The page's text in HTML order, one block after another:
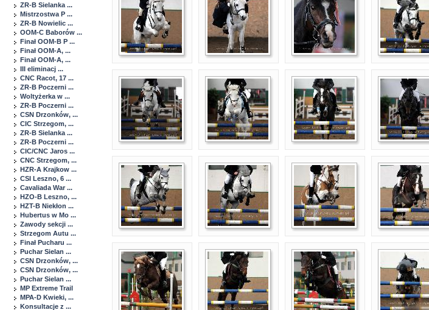
ZR-B Sielanka ...
Mistrzostwa P ...
ZR-B Nowielic ...
OOM-C Baborów ...
Finał OOM-B P ...
Finał OOM-A, ...
Finał OOM-A, ...
III eliminacj ...
CNC Racot, 17 ...
ZR-B Poczerni ...
Woltyżerka w ...
ZR-B Poczerni ...
CSN Drzonków, ...
CIC Strzegom, ...
ZR-B Sielanka ...
ZR-B Poczerni ...
CIC/CNC Jaros ...
CNC Strzegom, ...
HZR-A Krajkow ...
CSI Leszno, 6 ...
Cavaliada War ...
HZO-B Leszno, ...
HZT-B Niekłon ...
Hubertus w Mo ...
Zawody sekcji ...
Strzegom Autu ...
Finał Pucharu ...
Puchar Sielan ...
CSN Drzonków, ...
CSN Drzonków, ...
Puchar Sielan ...
MP Extreme Trail
MPA-D Kwieki, ...
Konsultacje z ...